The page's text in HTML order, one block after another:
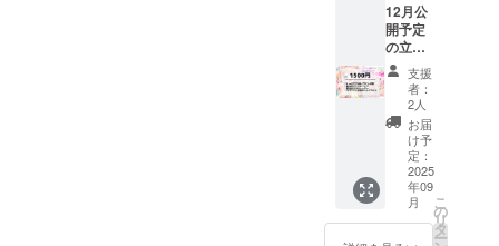
12月公
開予定
の立ち
絵を先
行公開
最古参
デザイ
ンの
IRIAM
で使え
るアイ
コンリ
ング、
支援
者：
2人
お届
け予
定：
2025
年09
月
こ
の
リ
タ
ー